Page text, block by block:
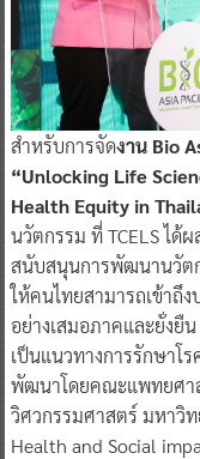
สำหรับการจัดงาน Bio
“Unlocking Life
Health Equity in
นวัตกรรม ที่ TCELS ได้
สนับสนุนการพัฒนานวัต
ให้คนไทยสามารถเข้าถึ
อย่างเสมอภาคและยั่งยื
เป็นแนวทางการรักษาโ
พัฒนาโดยคณะแพทยศา
วิศวกรรมศาสตร์ มหาวิ
Health and Social